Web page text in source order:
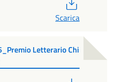
Scarica
Letterario Chi